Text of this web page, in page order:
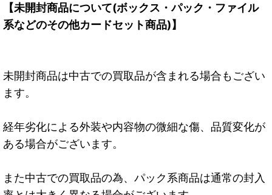
【未開封商品について(ボックス・パック・ファイル
系などのその他カードセット商品)】
未開封商品は中古での買取品が含まれる場合もござい
ます。
経年劣化による外装や内容物の微細な傷、品質変化が
ある場合がございます。
また中古での買取品の為、パック系商品は通常の封入